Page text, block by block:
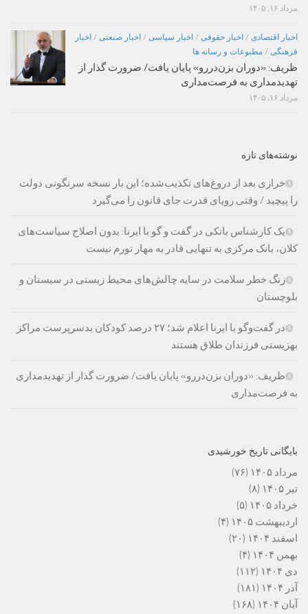
مرداد ۱۶, ۱۴۰۵
اخبار اقتصادی / اخبار حقوقی / اخبار سیاسی / اخبار صنعتی / اخبار
فرهنگی / مطبوعات و رسانه ها
ظریف: «دوران بزن‌دررو» پایان یافت/ ضرورت گذار از
تهدیدمداری به فرصت‌مداری
مرداد ۱۶, ۱۴۰۵
نوشته‌های تازه
خرازی بعد از دروغ‌های تکذیب‌شده؛ این بار نسخه سرنگونی دولت
را پیچید / وقتی رویای قدرت جای قانون را می‌گیرد
یک کارشناس بانکی در گفت و گو با ایرنا: بدون اصلاح سیاست‌های
کلان، بانک مرکزی به تنهایی قادر به مهار تورم نیست
زنگ خطر سلامت در سایه چالش‌های محیط زیستی در سیستان و
بلوچستان
در گفت‌وگو با ایرنا اعلام شد؛ ۲۷ درصد کودکان بدسرپرست مراکز
بهزیستی فرزندان طلاق هستند
ظریف: «دوران بزن‌دررو» پایان یافت/ ضرورت گذار از تهدیدمداری
به فرصت‌مداری
بایگانی تاریخ خورشیدی
مرداد ۱۴۰۵
(۷۶)
تیر ۱۴۰۵
(۸)
خرداد ۱۴۰۵
(۵)
اردیبهشت ۱۴۰۵
(۴)
اسفند ۱۴۰۴
(۲۰)
بهمن ۱۴۰۴
(۴)
دی ۱۴۰۴
(۱۱۲)
آذر ۱۴۰۴
(۱۸۱)
آبان ۱۴۰۴
(۱۶۸)